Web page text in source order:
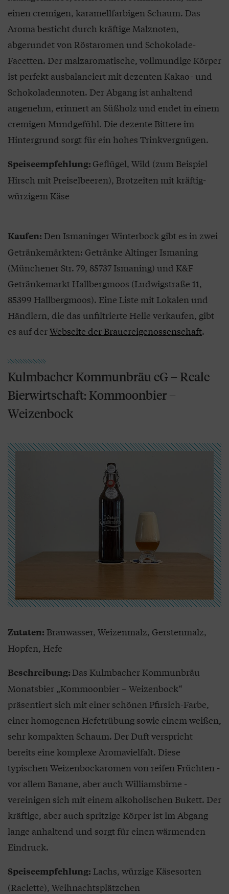
einen cremigen, karamellfarbigen Schaum. Das
Aroma besticht durch kräftige Malznoten,
abgerundet von Röstaromen und Schokolade-
Facetten. Der malzaromatische, vollmundige Körper
ist perfekt ausbalanciert mit dezenten Kakao- und
Schokoladennoten. Der Abgang ist anhaltend
angenehm, erinnert an Süßholz und endet in einem
cremigen Mundgefühl. Die dezente Bittere im
Hintergrund sorgt für ein hohes Trinkvergnügen.
Speiseempfehlung: Geflügel, Wild (zum Beispiel
Hirsch mit Preiselbeeren), Brotzeiten mit kräftig-
würzigem Käse
Kaufen: Den Ismaninger Winterbock gibt es in zwei
Getränkemärkten: Getränke Altinger Ismaning
(Münchener Str. 79, 85737 Ismaning) und K&F
Getränkemarkt Hallbergmoos (Ludwigstraße 11,
85399 Hallbergmoos). Eine Liste mit Lokalen und
Händlern, die das unfiltrierte Helle verkaufen, gibt
es auf derWebseite der Brauereigenossenschaft.
Kulmbacher Kommunbräu eG – Reale
Bierwirtschaft: Kommoonbier –
Weizenbock
Zutaten: Brauwasser, Weizenmalz, Gerstenmalz,
Hopfen, Hefe
Beschreibung:Das Kulmbacher Kommunbräu
Monatsbier „Kommoonbier – Weizenbock“
präsentiert sich mit einer schönen Pfirsich-Farbe,
einer homogenen Hefetrübung sowie einem weißen,
sehr kompakten Schaum. Der Duft verspricht
bereits eine komplexe Aromavielfalt. Diese
typischen Weizenbockaromen von reifen Früchten -
vor allem Banane, aber auch Williamsbirne -
vereinigen sich mit einem alkoholischen Bukett. Der
kräftige, aber auch spritzige Körper ist im Abgang
lange anhaltend und sorgt für einen wärmenden
Eindruck.
Speiseempfehlung: Lachs, würzige Käsesorten
(Raclette), Weihnachtsplätzchen